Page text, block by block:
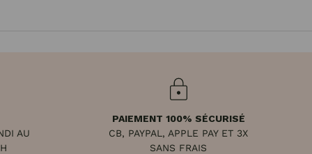
AU
PAIEMENT 100% SÉCURISÉ
CB, PAYPAL, APPLE PAY ET 3X
SANS FRAIS